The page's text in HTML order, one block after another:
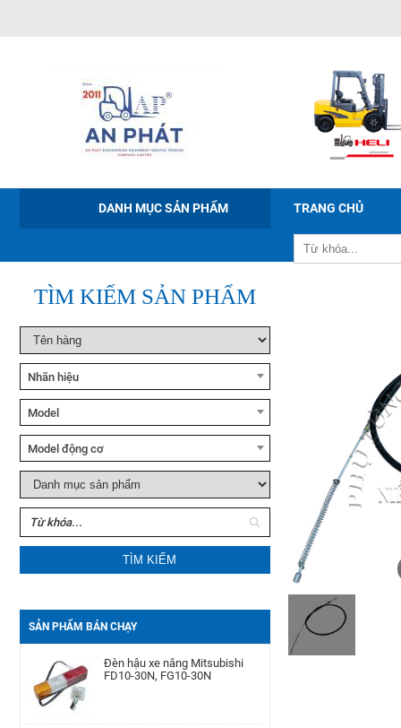
DANH MỤC SẢN PHẨM TRANG CHỦ
TÌM KIẾM SẢN PHẨM
Nhãn hiệu
Model
Model động cơ
TÌM KIẾM
SẢN PHẨM BÁN CHẠY
Xe nâng tay điện Noblelift
PWB-150/200/300
CPD20-38
ESFH10
SFH10/15
Xe nâng tay Noblelift HPT20S
Xe nâng dầu Noblelift
FD10-30N, FG10-30N
Bộ phớt xi lanh nghiêng xe nâng
TCM FD50-100Z8
Motor khởi động xe nâng